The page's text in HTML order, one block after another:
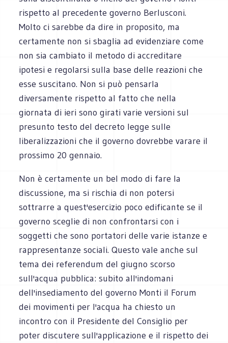
rispetto al precedente governo Berlusconi.
Molto ci sarebbe da dire in proposito, ma
certamente non si sbaglia ad evidenziare come
non sia cambiato il metodo di accreditare
ipotesi e regolarsi sulla base delle reazioni che
esse suscitano. Non si può pensarla
diversamente rispetto al fatto che nella
giornata di ieri sono girati varie versioni sul
presunto testo del decreto legge sulle
liberalizzazioni che il governo dovrebbe varare il
prossimo 20 gennaio.
Non è certamente un bel modo di fare la
discussione, ma si rischia di non potersi
sottrarre a quest'esercizio poco edificante se il
governo sceglie di non confrontarsi con i
soggetti che sono portatori delle varie istanze e
rappresentanze sociali. Questo vale anche sul
tema dei referendum del giugno scorso
sull'acqua pubblica: subito all'indomani
dell'insediamento del governo Monti il Forum
dei movimenti per l'acqua ha chiesto un
incontro con il Presidente del Consiglio per
poter discutere sull'applicazione e il rispetto dei